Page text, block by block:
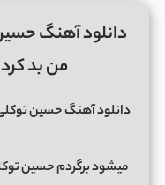
دانلود آهنگ
من بد
دانلود آهنگ حسین